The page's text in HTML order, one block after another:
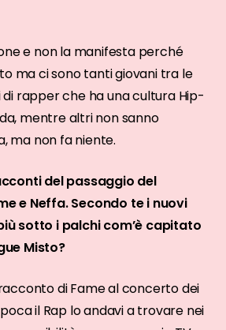
e non la manifesta perché
ma ci sono tanti giovani tra le
di rapper che ha una cultura Hip-
mentre altri non sanno
ma non fa niente.
del passaggio del
e Neffa. Secondo te i nuovi
sotto i palchi com’è capitato
Misto?
di Fame al concerto dei
il Rap lo andavi a trovare nei